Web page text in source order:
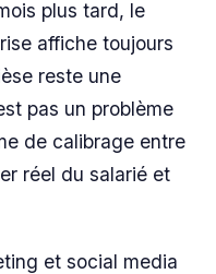
plus tard, le
affiche toujours
reste une
pas un problème
de calibrage entre
réel du salarié et
et social media